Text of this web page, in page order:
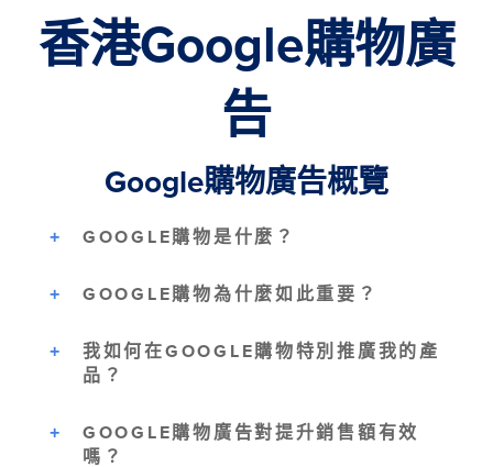
香港Google購物廣
告
Google購物廣告概覽
GOOGLE購物是什麼？
GOOGLE購物為什麼如此重要？
我如何在GOOGLE購物特別推廣我的產
品？
GOOGLE購物廣告對提升銷售額有效
嗎？